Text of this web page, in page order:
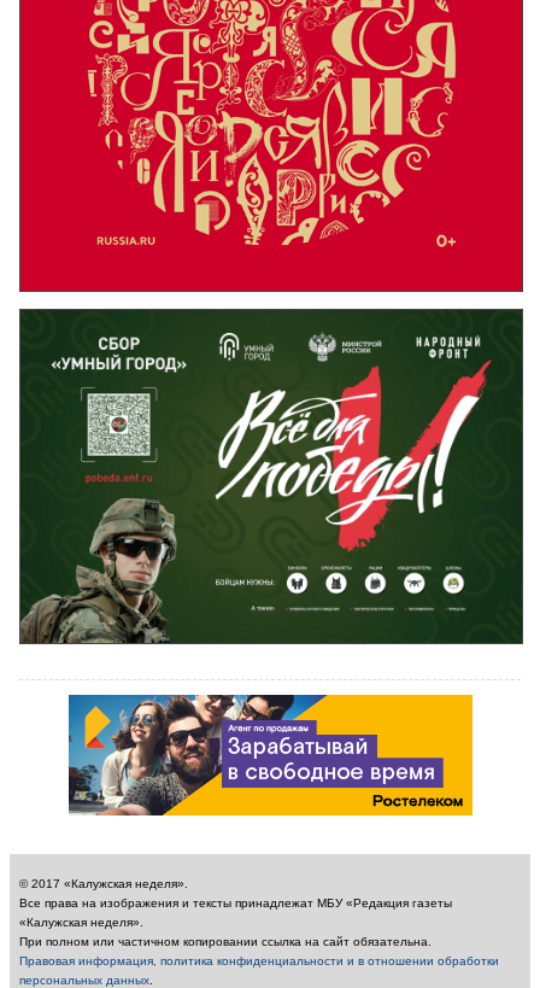
© 2017 «Калужская неделя».
Все права на изображения и тексты принадлежат МБУ «Редакция газеты
«Калужская неделя».
При полном или частичном копировании ссылка на сайт обязательна.
Правовая информация, политика конфиденциальности и в отношении обработки
персональных данных